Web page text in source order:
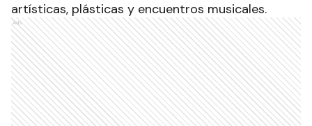
artísticas, plásticas y encuentros musicales.
Ads